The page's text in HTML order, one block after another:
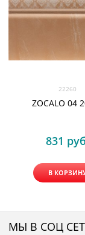
22260
ZOCALO 04
831
В
МЫ В СОЦ